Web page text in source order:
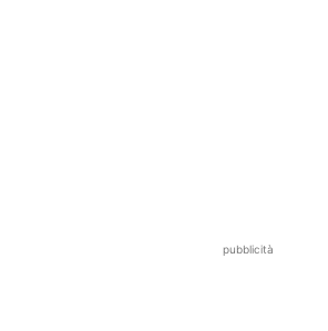
pubblicità